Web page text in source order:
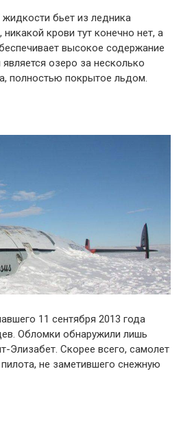
бьет из ледника
крови тут конечно нет, а
высокое содержание
озеро за несколько
полностью покрытое льдом.
11 сентября 2013 года
Обломки обнаружили лишь
Элизабет. Скорее всего, самолет
не заметившего снежную